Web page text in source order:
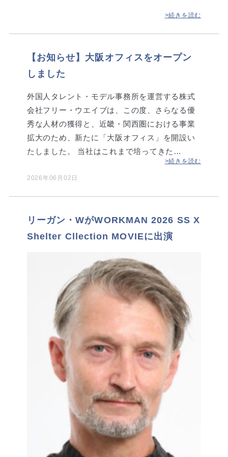
>続きを読む
【お知らせ】大阪オフィスをオープン
しました
2026年06月02日
外国人タレント・モデル事務所を運営する株式
会社フリー・ウエイブは、この度、さらなる優
秀な人材の獲得と、近畿・関西圏における事業
拡大のため、新たに「大阪オフィス」を開設い
たしました。 当社はこれまで培ってきた…
>続きを読む
リーガン・WがWORKMAN 2026 SS X
Shelter Cllection MOVIEに出演